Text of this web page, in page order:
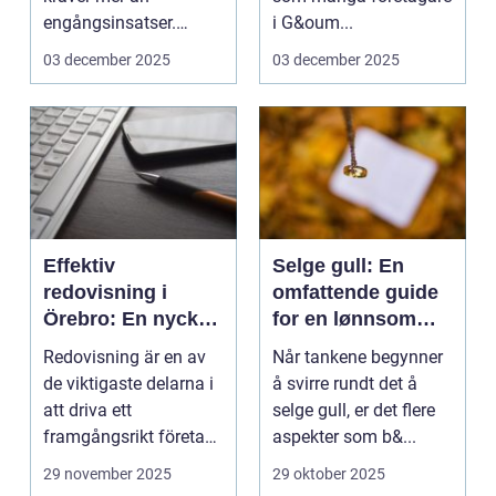
engångsinsatser.
Många ...
03 december 2025
i G&oum...
03 december 2025
Effektiv
redovisning i
Örebro: En nyckel
till framgång
Redovisning är en av
de viktigaste delarna i
att driva ett
framgångsrikt företag.
I ...
29 november 2025
Selge gull: En
omfattende guide
for en lønnsom
transaksjon
Når tankene begynner
å svirre rundt det å
selge gull, er det flere
aspekter som b&...
29 oktober 2025